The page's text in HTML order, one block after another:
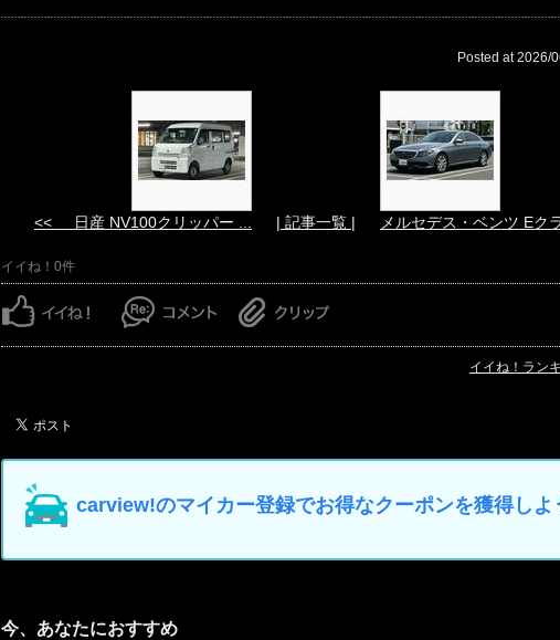
Posted at 2026/
<< 日産 NV100クリッパー ... | 記事一覧 | メルセデス・ベンツ Eク
イイね！0件
イイね！ラン
carview!のマイカー登録でお得なクーポンを獲得しよ
今、あなたにおすすめ